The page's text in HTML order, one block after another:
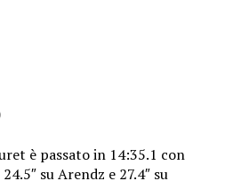
è passato in 14:35.1 con
su Arendz e 27.4″ su